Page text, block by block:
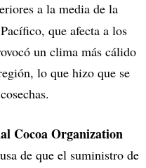
a la media de la
que afecta a los
un clima más cálido
lo que hizo que se
Cocoa Organization
de que el suministro de